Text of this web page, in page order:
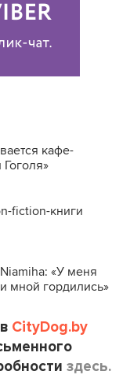
кафе-
fiction-книги
«У меня
мной гордились»
CityDog.by
здесь.